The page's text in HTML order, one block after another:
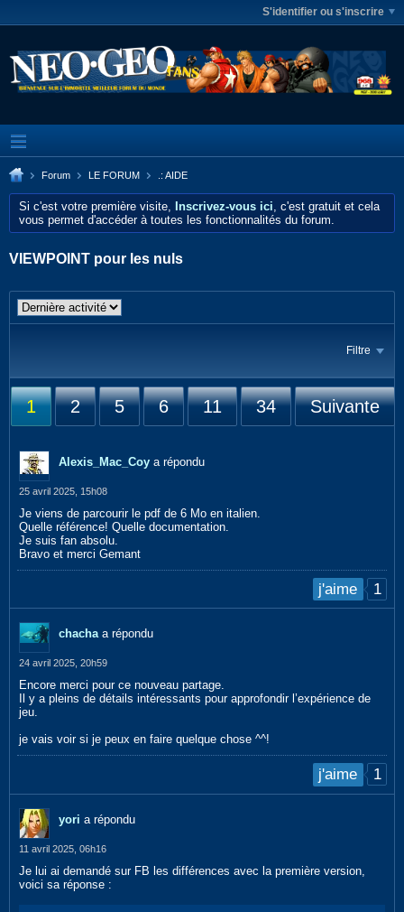
S'identifier ou s'inscrire
Forum LE FORUM .: AIDE
Si c'est votre première visite, Inscrivez-vous ici, c'est gratuit et cela
vous permet d'accéder à toutes les fonctionnalités du forum.
VIEWPOINT pour les nuls
Filtre
1 2 5 6 11 34 Suivante
Alexis_Mac_Coy a répondu
25 avril 2025, 15h08
Je viens de parcourir le pdf de 6 Mo en italien.
Quelle référence! Quelle documentation.
Je suis fan absolu.
Bravo et merci Gemant
j'aime 1
chachaa répondu
24 avril 2025, 20h59
Encore merci pour ce nouveau partage.
Il y a pleins de détails intéressants pour approfondir l’expérience de
jeu.
je vais voir si je peux en faire quelque chose ^^!
j'aime 1
yori a répondu
11 avril 2025, 06h16
Je lui ai demandé sur FB les différences avec la première version,
voici sa réponse :